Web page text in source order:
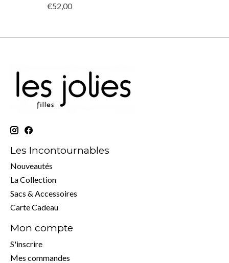
€52,00
Les Incontournables
Nouveautés
La Collection
Sacs & Accessoires
Carte Cadeau
Mon compte
S'inscrire
Mes commandes